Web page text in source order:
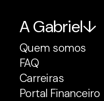
A Gabriel
Quem somos
FAQ
Carreiras
Portal Financeiro